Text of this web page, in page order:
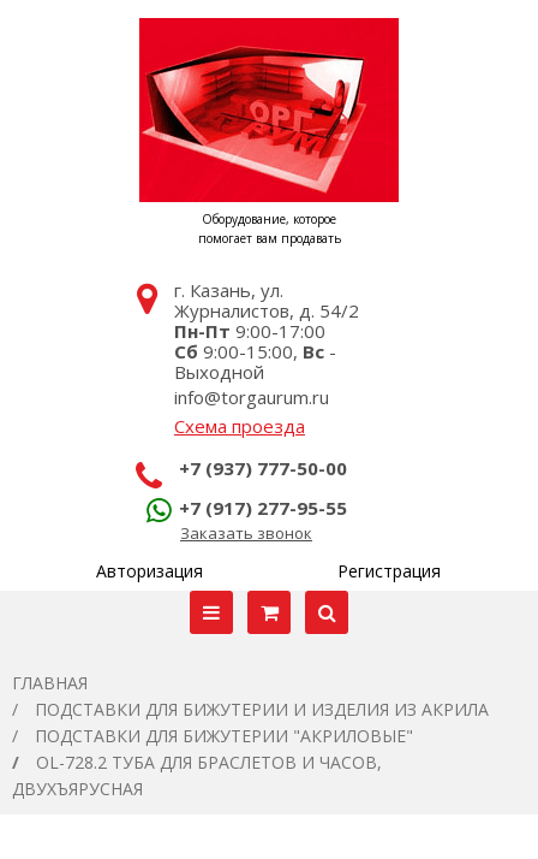
Оборудование, которое
помогает вам продавать
г. Казань, ул.
Журналистов, д. 54/2
Пн-Пт 9:00-17:00
Сб 9:00-15:00, Вс -
Выходной
info@torgaurum.ru
Схема проезда
+7 (937) 777-50-00
+7 (917) 277-95-55
Заказать звонок
Авторизация Регистрация
ГЛАВНАЯ
ПОДСТАВКИ ДЛЯ БИЖУТЕРИИ И ИЗДЕЛИЯ ИЗ АКРИЛА
ПОДСТАВКИ ДЛЯ БИЖУТЕРИИ "АКРИЛОВЫЕ"
OL-728.2 ТУБА ДЛЯ БРАСЛЕТОВ И ЧАСОВ,
ДВУХЪЯРУСНАЯ